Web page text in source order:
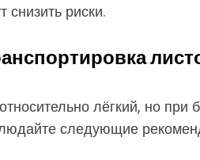
риски.
лёгкий, но
следующие